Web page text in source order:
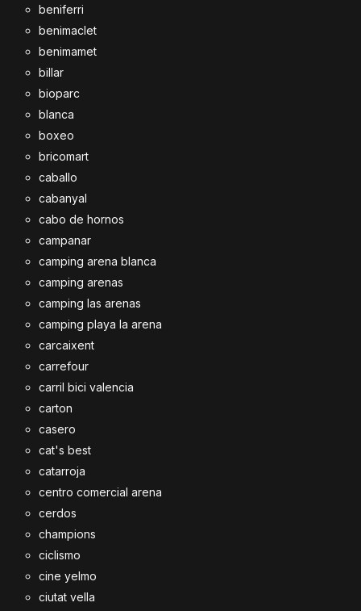
beniferri
benimaclet
benimamet
billar
bioparc
blanca
boxeo
bricomart
caballo
cabanyal
cabo de hornos
campanar
camping arena blanca
camping arenas
camping las arenas
camping playa la arena
carcaixent
carrefour
carril bici valencia
carton
casero
cat's best
catarroja
centro comercial arena
cerdos
champions
ciclismo
cine yelmo
ciutat vella